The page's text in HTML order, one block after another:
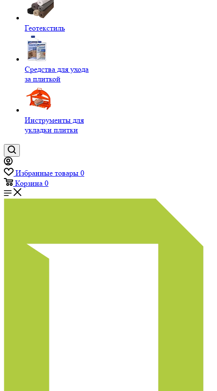
Геотекстиль
Средства для ухода
за плиткой
Инструменты для
укладки плитки
Избранные товары 0
Корзина 0